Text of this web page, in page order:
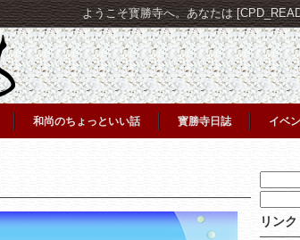
ようこそ寳勝寺へ。あなたは
和尚のちょっといい話 寳勝寺日誌 イベ
索:
索:
リンク